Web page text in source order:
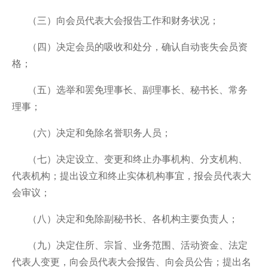
（三）向会员代表大会报告工作和财务状况；
（四）决定会员的吸收和处分，确认自动丧失会员资
格；
（五）选举和罢免理事长、副理事长、秘书长、常务
理事；
（六）决定和免除名誉职务人员；
（七）决定设立、变更和终止办事机构、分支机构、
代表机构；提出设立和终止实体机构事宜，报会员代表大
会审议；
（八）决定和免除副秘书长、各机构主要负责人；
（九）决定住所、宗旨、业务范围、活动资金、法定
代表人变更，向会员代表大会报告、向会员公告；提出名